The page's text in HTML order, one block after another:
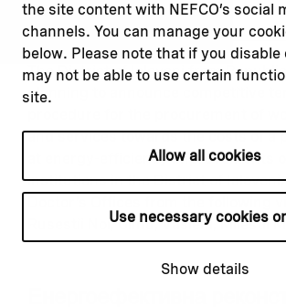
the site content with NEFCO’s social
channels. You can manage your
below. Please note that if you disable
may not be able to use certain
site.
Allow all cookies
Use necessary cookies
Show details
Closing 31.12.2026
The District of Ialoveni from
planning to announce competitive
and services towards the costs of a
at energy-efficiency improvements
institutions in the District of
Rusestii Noi, Ulmu, Vasieni, Milestii